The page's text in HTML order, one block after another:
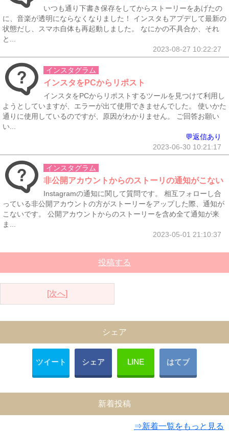
いつも通り下書き保存をしてからストーリーをあげたの
に、音楽が透明にならなくなりました！ インスタもアプデして最新の
状態だし、スマホ自体も再起動しました。 なにかの不具合か、それ
と...
2023-08-27 10:22:27
インスタグラム
インスタをPCからリポスト
インスタをPCからリポストするツールを見つけて利用し
ようとしていますが、エラーが出て使用できませんでした。 使いかた
通りに使用しているのですが、原因がわかりません。 ご回答お願い
い...
💬返信あり
2023-06-30 10:21:17
インスタグラム
非公開アカウントからのストーリの通知がこない
Instagramの通知に関して質問です。 相互フォローし合
っている非公開アカウントの方がストーリーをアップした際、通知が
こないです。 公開アカウントからのストーリーを含め全て通知が来
ま...
2023-05-01 21:10:37
投稿する
[次へ]
シェア
ツイート シェア LINE はてブ
新着投稿
⇒新着一覧をもっと見る